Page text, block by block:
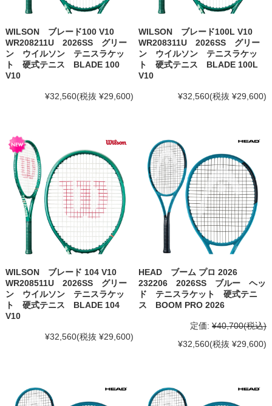
WILSON ブレード100 V10
WR208211U 2026SS グリー
ン ウイルソン テニスラケッ
ト 硬式テニス BLADE 100
V10
¥32,560(税抜 ¥29,600)
WILSON ブレード100L V10
WR208311U 2026SS グリー
ン ウイルソン テニスラケッ
ト 硬式テニス BLADE 100L
V10
¥32,560(税抜 ¥29,600)
WILSON ブレード 104 V10
WR208511U 2026SS グリー
ン ウイルソン テニスラケッ
ト 硬式テニス BLADE 104
V10
¥32,560(税抜 ¥29,600)
HEAD ブーム プロ 2026
232206 2026SS ブルー ヘッ
ド テニスラケット 硬式テニ
ス BOOM PRO 2026
定価: ¥40,700(税込)
¥32,560(税抜 ¥29,600)